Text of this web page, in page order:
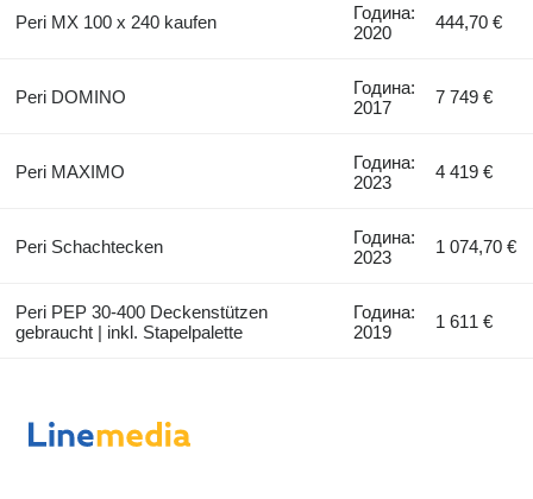
Peri MX 100 x 240 kaufen
Година:
2020
444,70 €
Peri DOMINO
Година:
2017
7 749 €
Peri MAXIMO
Година:
2023
4 419 €
Peri Schachtecken
Година:
2023
1 074,70 €
Peri PEP 30-400 Deckenstützen
gebraucht | inkl. Stapelpalette
Година:
2019
1 611 €